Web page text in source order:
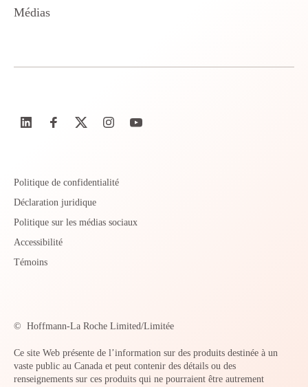
Médias
Politique de confidentialité
Déclaration juridique
Politique sur les médias sociaux
Accessibilité
Témoins
© Hoffmann-La Roche Limited/Limitée
Ce site Web présente de l’information sur des produits destinée à un
vaste public au Canada et peut contenir des détails ou des
renseignements sur ces produits qui ne pourraient être autrement